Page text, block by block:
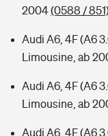
2004(0588 /
Audi A6, 4F (A6
Limousine, ab
Audi A6, 4F (A6
Limousine, ab
Audi A6, 4F (A6